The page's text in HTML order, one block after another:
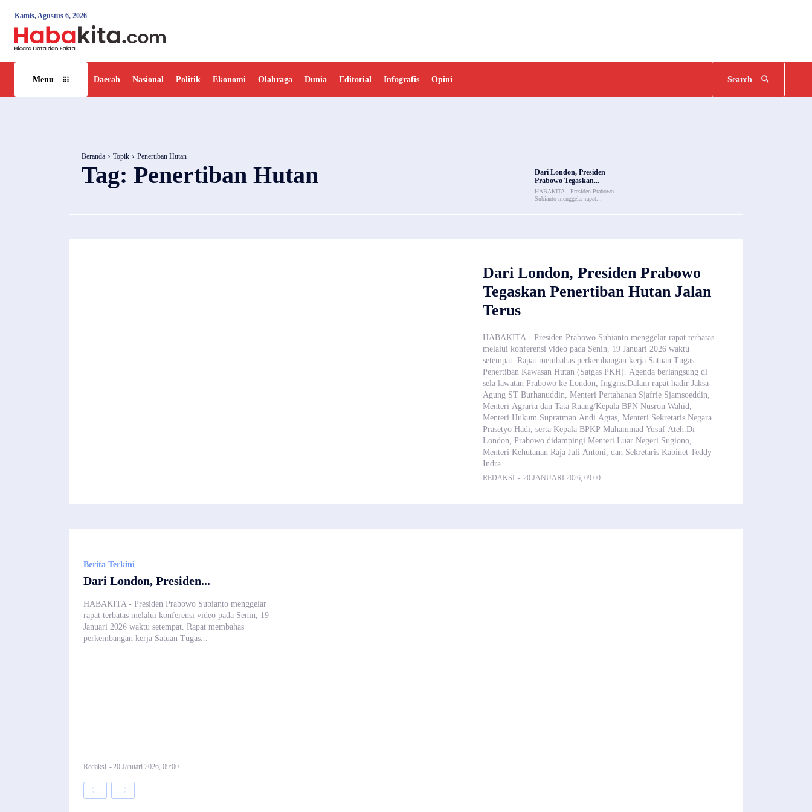
Kamis, Agustus 6, 2026
Menu Daerah Nasional Politik Ekonomi Olahraga Dunia Editorial Infografis Opini Search
Beranda Topik Penertiban Hutan
Tag: Penertiban Hutan
Dari London, Presiden
Prabowo Tegaskan...
HABAKITA - Presiden Prabowo
Subianto menggelar rapat...
Dari London, Presiden Prabowo
Tegaskan Penertiban Hutan Jalan
Terus
HABAKITA - Presiden Prabowo Subianto menggelar rapat terbatas
melalui konferensi video pada Senin, 19 Januari 2026 waktu
setempat. Rapat membahas perkembangan kerja Satuan Tugas
Penertiban Kawasan Hutan (Satgas PKH). Agenda berlangsung di
sela lawatan Prabowo ke London, Inggris.Dalam rapat hadir Jaksa
Agung ST Burhanuddin, Menteri Pertahanan Sjafrie Sjamsoeddin,
Menteri Agraria dan Tata Ruang/Kepala BPN Nusron Wahid,
Menteri Hukum Supratman Andi Agtas, Menteri Sekretaris Negara
Prasetyo Hadi, serta Kepala BPKP Muhammad Yusuf Ateh.Di
London, Prabowo didampingi Menteri Luar Negeri Sugiono,
Menteri Kehutanan Raja Juli Antoni, dan Sekretaris Kabinet Teddy
Indra...
REDAKSI - 20 JANUARI 2026, 09:00
Berita Terkini
Dari London, Presiden...
HABAKITA - Presiden Prabowo Subianto menggelar
rapat terbatas melalui konferensi video pada Senin, 19
Januari 2026 waktu setempat. Rapat membahas
perkembangan kerja Satuan Tugas...
Redaksi - 20 Januari 2026, 09:00